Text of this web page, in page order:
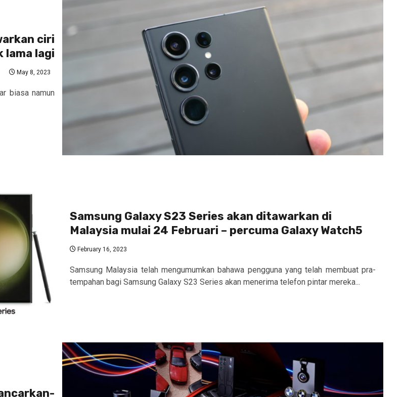
ciri
lama lagi
May 8, 2023
biasa namun
Samsung Galaxy S23 Series akan ditawarkan di
Malaysia mulai 24 Februari – percuma Galaxy Watch5
February 16, 2023
Samsung Malaysia telah mengumumkan bahawa pengguna yang telah membuat pra-
tempahan bagi Samsung Galaxy S23 Series akan menerima telefon pintar mereka...